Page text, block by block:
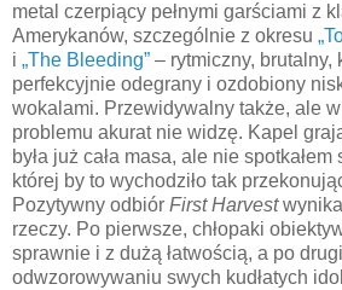
metal czerpiący pełnymi garściami z
Amerykanów, szczególnie z okresu
i „The Bleeding” – rytmiczny, brutalny,
perfekcyjnie odegrany i ozdobiony
wokalami. Przewidywalny także, ale
problemu akurat nie widzę. Kapel
była już cała masa, ale nie
której by to wychodziło tak
Pozytywny odbiór First Harvest
rzeczy. Po pierwsze, chłopaki
sprawnie i z dużą łatwością, a po
odwzorowywaniu swych kudłatych